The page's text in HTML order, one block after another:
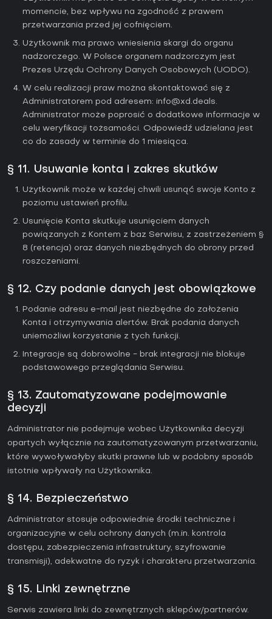
momencie, bez wpływu na zgodność z prawem
przetwarzania przed jej cofnięciem.
Użytkownik ma prawo wniesienia skargi do organu
nadzorczego. W Polsce organem nadzorczym jest
Prezes Urzędu Ochrony Danych Osobowych (UODO).
W celu realizacji praw można skontaktować się z
Administratorem pod adresem: info@xd.deals.
Administrator może poprosić o dodatkowe informacje w
celu weryfikacji tożsamości. Odpowiedź udzielana jest
co do zasady w terminie do 1 miesiąca.
§ 11. Usuwanie konta i zakres skutków
Użytkownik może w każdej chwili usunąć swoje Konto z
poziomu ustawień profilu.
Usunięcie Konta skutkuje usunięciem danych
powiązanych z Kontem z baz Serwisu, z zastrzeżeniem §
8 (retencja) oraz danych niezbędnych do obrony przed
roszczeniami.
§ 12. Czy podanie danych jest obowiązkowe
Podanie adresu e-mail jest niezbędne do założenia
Konta i otrzymywania alertów. Brak podania danych
uniemożliwi korzystanie z tych funkcji.
Integracje są dobrowolne - brak integracji nie blokuje
podstawowego przeglądania Serwisu.
§ 13. Zautomatyzowane podejmowanie
decyzji
Administrator nie podejmuje wobec Użytkownika decyzji
opartych wyłącznie na zautomatyzowanym przetwarzaniu,
które wywoływałyby skutki prawne lub w podobny sposób
istotnie wpływały na Użytkownika.
§ 14. Bezpieczeństwo
Administrator stosuje odpowiednie środki techniczne i
organizacyjne w celu ochrony danych (m.in. kontrola
dostępu, zabezpieczenia infrastruktury, szyfrowanie
transmisji), adekwatne do ryzyk i charakteru przetwarzania.
§ 15. Linki zewnętrzne
Serwis zawiera linki do zewnętrznych sklepów/partnerów.